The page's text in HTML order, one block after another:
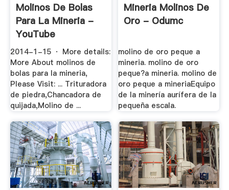
Molinos De Bolas
Para La Mineria -
YouTube
2014-1-15 · More details:
More About molinos de
bolas para la mineria,
Please Visit: ... Trituradora
de piedra,Chancadora de
quijada,Molino de ...
Mineria Molinos De
Oro - Odumc
molino de oro peque a
mineria. molino de oro
peque?a mineria. molino de
oro peque a mineriaEquipo
de la minería aurífera de la
pequeña escala.